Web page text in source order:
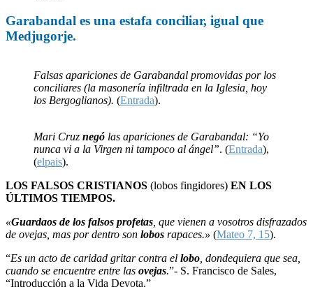
Garabandal es una estafa conciliar, igual que
Medjugorje.
Falsas apariciones de Garabandal promovidas por los
conciliares (la masonería infiltrada en la Iglesia, hoy
los Bergoglianos). (Entrada).
Mari Cruz negó las apariciones de Garabandal: “Yo
nunca vi a la Virgen ni tampoco al ángel”. (Entrada),
(elpais).
LOS FALSOS CRISTIANOS (lobos fingidores) EN LOS
ÚLTIMOS TIEMPOS.
«Guardaos de los falsos profetas , que vienen a vosotros disfrazados
de ovejas, mas por dentro son lobos rapaces.» (Mateo 7, 15).
“Es un acto de caridad gritar contra el lobo , dondequiera que sea,
cuando se encuentre entre las ovejas.”- S. Francisco de Sales,
“Introducción a la Vida Devota.”